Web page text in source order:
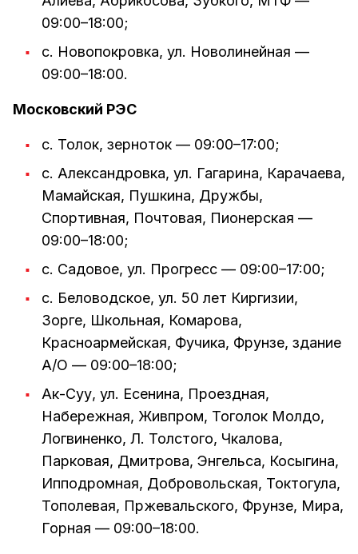
09:00–18:00;
с. Новопокровка, ул. Новолинейная —
09:00–18:00.
Московский РЭС
с. Толок, зерноток — 09:00–17:00;
с. Александровка, ул. Гагарина, Карачаева,
Мамайская, Пушкина, Дружбы,
Спортивная, Почтовая, Пионерская —
09:00–18:00;
с. Садовое, ул. Прогресс — 09:00–17:00;
с. Беловодское, ул. 50 лет Киргизии,
Зорге, Школьная, Комарова,
Красноармейская, Фучика, Фрунзе, здание
А/О — 09:00–18:00;
Ак-Суу, ул. Есенина, Проездная,
Набережная, Живпром, Тоголок Молдо,
Логвиненко, Л. Толстого, Чкалова,
Парковая, Дмитрова, Энгельса, Косыгина,
Ипподромная, Добровольская, Токтогула,
Тополевая, Пржевальского, Фрунзе, Мира,
Горная — 09:00–18:00.